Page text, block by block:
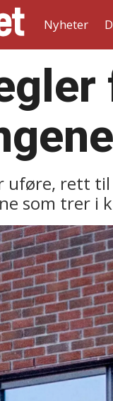
Nyheter
rett til
som trer i